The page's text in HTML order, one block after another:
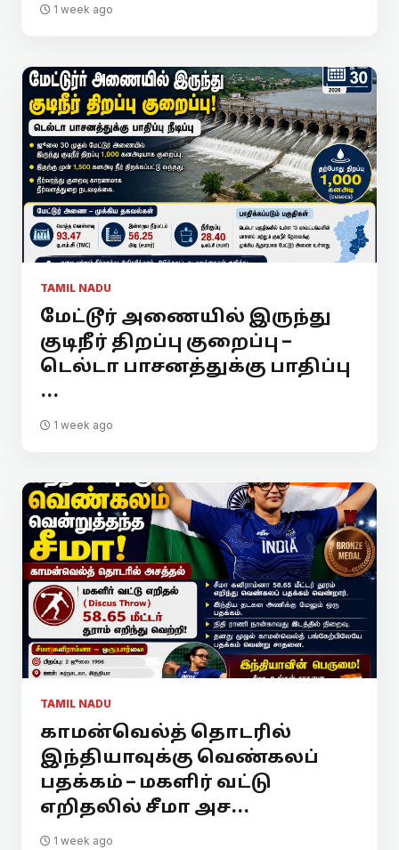
1 week ago
TAMIL NADU
மேட்டூர் அணையில் இருந்து
குடிநீர் திறப்பு குறைப்பு –
டெல்டா பாசனத்துக்கு பாதிப்பு
...
1 week ago
TAMIL NADU
காமன்வெல்த் தொடரில்
இந்தியாவுக்கு வெண்கலப்
பதக்கம் – மகளிர் வட்டு
எறிதலில் சீமா அச...
1 week ago